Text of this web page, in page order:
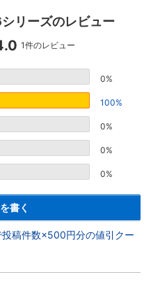
リーズのレビュー
4
1件のレビュー
0%
100%
0%
0%
0%
書く
稿件数×500円分の値引クー